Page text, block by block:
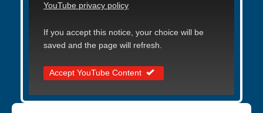
YouTube privacy policy
If you accept this notice, your choice will be
saved and the page will refresh.
Accept YouTube Content